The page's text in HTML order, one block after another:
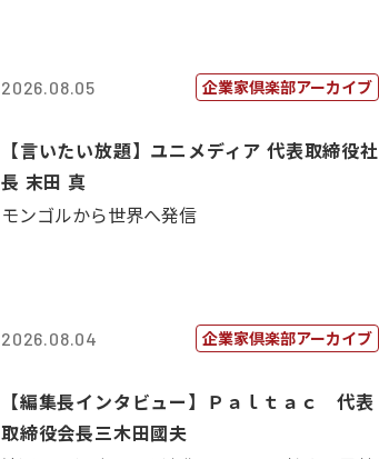
2026.08.05 企業家倶楽部アーカイブ
【言いたい放題】ユニメディア 代表取締役社
長 末田 真
モンゴルから世界へ発信
2026.08.04 企業家倶楽部アーカイブ
【編集長インタビュー】Ｐａｌｔａｃ 代表
取締役会長三木田國夫